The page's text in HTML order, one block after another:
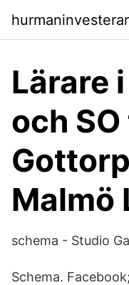
Lärare
och
Malmö
schema - Studio
Schema.